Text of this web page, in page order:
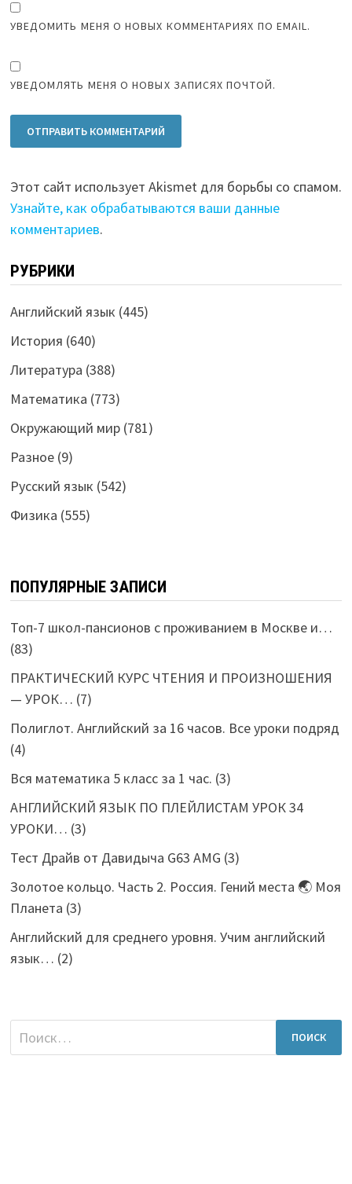
УВЕДОМИТЬ МЕНЯ О НОВЫХ КОММЕНТАРИЯХ ПО EMAIL.
УВЕДОМЛЯТЬ МЕНЯ О НОВЫХ ЗАПИСЯХ ПОЧТОЙ.
Этот сайт использует Akismet для борьбы со спамом.
Узнайте, как обрабатываются ваши данные
комментариев.
РУБРИКИ
Английский язык (445)
История (640)
Литература (388)
Математика (773)
Окружающий мир(781)
Разное(9)
Русский язык (542)
Физика (555)
ПОПУЛЯРНЫЕ ЗАПИСИ
Топ-7 школ-пансионов с проживанием в Москве и…
(83)
ПРАКТИЧЕСКИЙ КУРС ЧТЕНИЯ И ПРОИЗНОШЕНИЯ
— УРОК… (7)
Полиглот. Английский за 16 часов. Все уроки подряд
(4)
Вся математика 5 класс за 1 час. (3)
АНГЛИЙСКИЙ ЯЗЫК ПО ПЛЕЙЛИСТАМ УРОК 34
УРОКИ… (3)
Тест Драйв от Давидыча G63 AMG (3)
Золотое кольцо. Часть 2. Россия. Гений места 🌏 Моя
Планета (3)
Английский для среднего уровня. Учим английский
язык… (2)
Найти: